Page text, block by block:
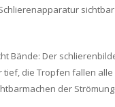
Bände: Der
die Tropfen fallen
der